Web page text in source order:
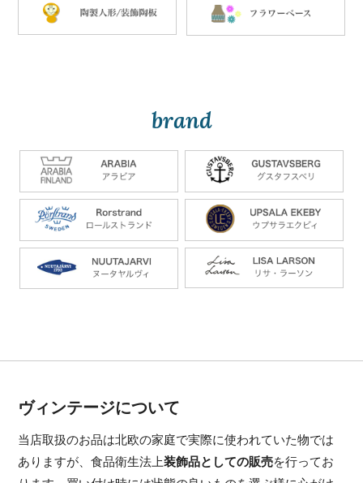
brand
ヴィンテージについて
当店取扱のお品は北欧の家庭で実際に使われていた物では
ありますが、食品衛生法上装飾品としての販売を行ってお